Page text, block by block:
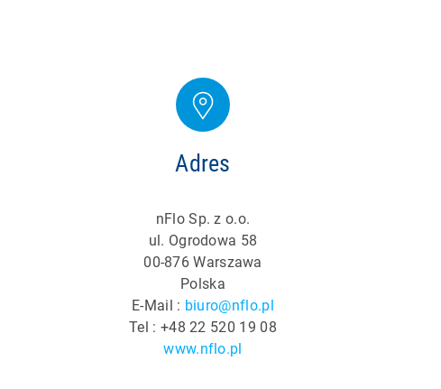
Adres
nFlo Sp. z o.o.
ul. Ogrodowa 58
00-876 Warszawa
Polska
E-Mail : biuro@nflo.pl
Tel : +48 22 520 19 08
www.nflo.pl